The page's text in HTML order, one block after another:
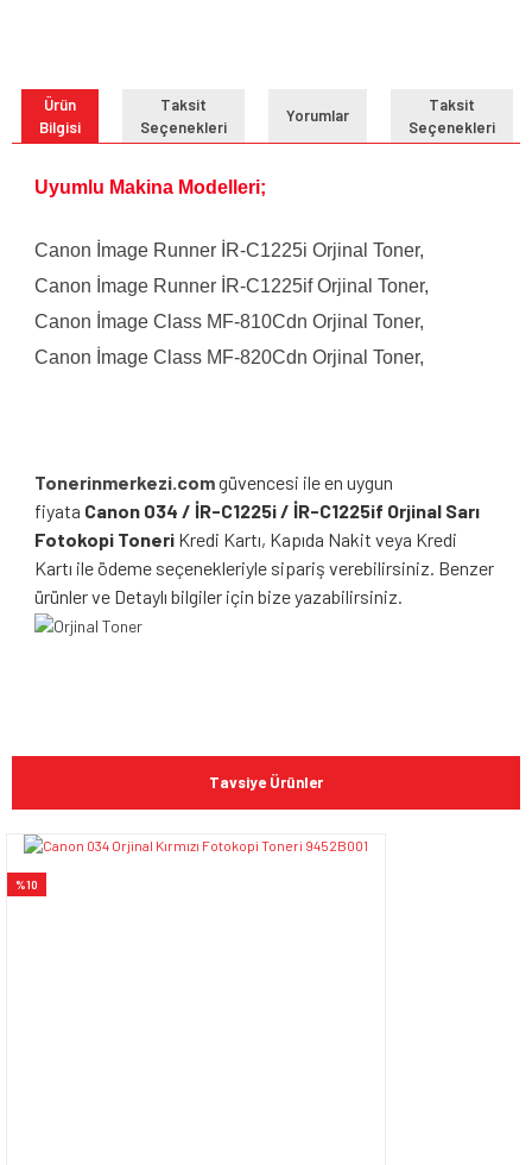
Ürün
Bilgisi
Taksit
Seçenekleri
Yorumlar
Taksit
Seçenekleri
Uyumlu Makina Modelleri;
Canon İmage Runner İR-C1225i Orjinal Toner,
Canon İmage Runner İR-C1225if Orjinal Toner,
Canon İmage Class MF-810Cdn Orjinal Toner,
Canon İmage Class MF-820Cdn Orjinal Toner,
Tonerinmerkezi.comgüvencesi ile en uygun
fiyata Canon 034 / İR-C1225i / İR-C1225if Orjinal Sarı
Fotokopi Toneri Kredi Kartı, Kapıda Nakit veya Kredi
Kartı ile ödeme seçenekleriyle sipariş verebilirsiniz. Benzer
ürünler ve Detaylı bilgiler için bize yazabilirsiniz.
Bu ürüne ilk yorumu siz yapın!
Yorum Yaz
konularda yetersiz gördüğünüz noktaları öneri formunu
kullanarak tarafımıza iletebilirsiniz.
Tavsiye Ürünler
%10